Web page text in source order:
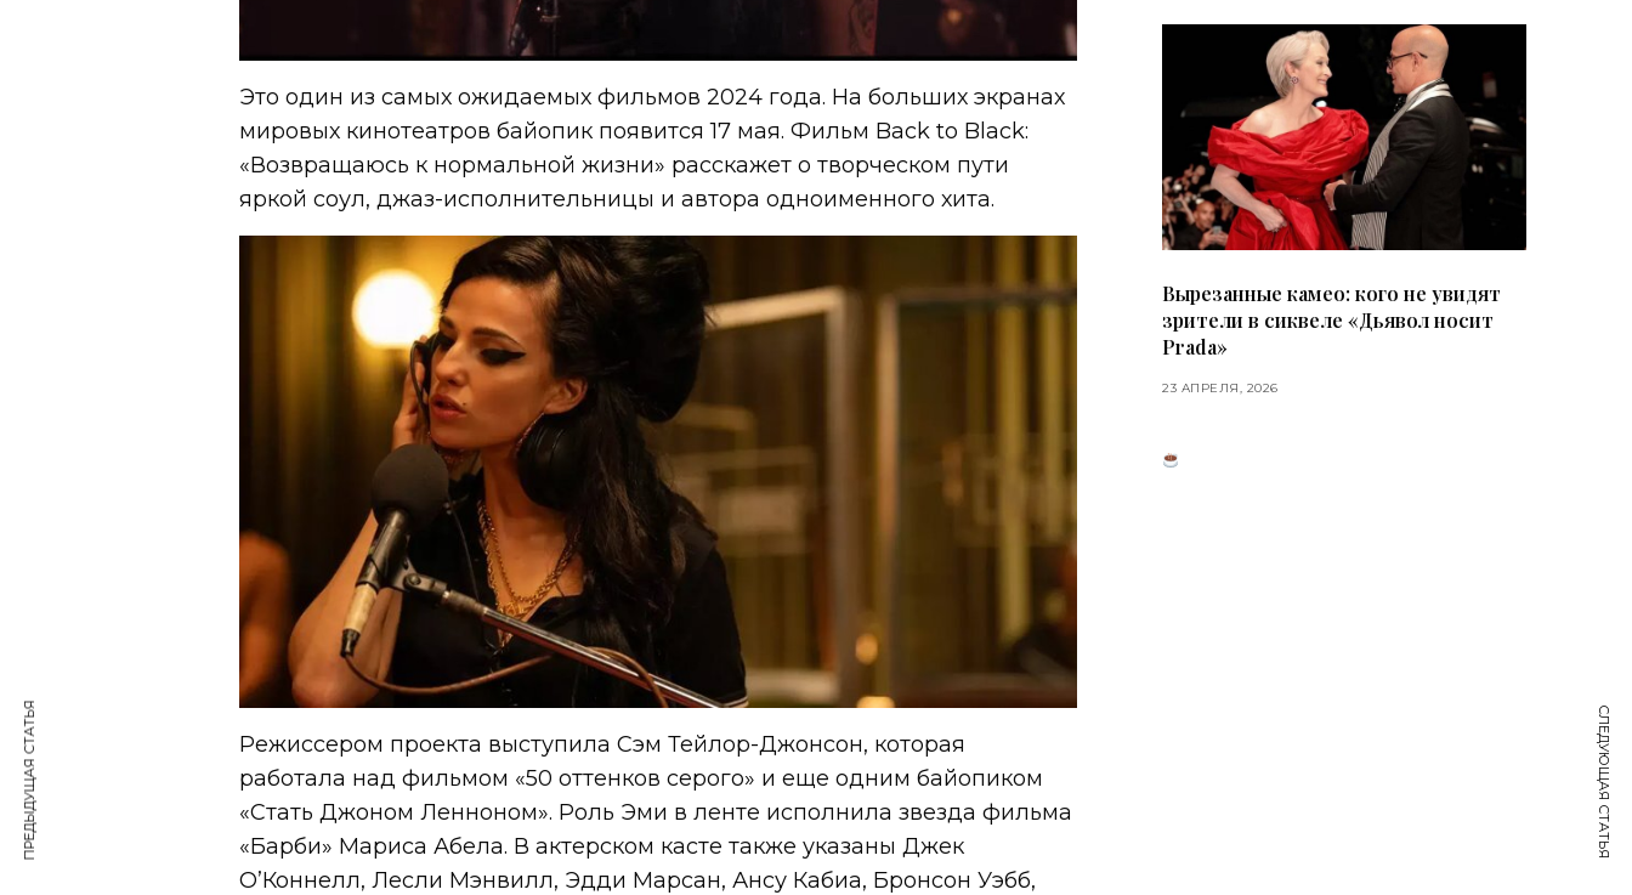
Это один из самых ожидаемых фильмов 2024 года. На больших экранах
мировых кинотеатров байопик появится 17 мая. Фильм Back to Black:
«Возвращаюсь к нормальной жизни» расскажет о творческом пути
яркой соул, джаз-исполнительницы и автора одноименного хита.
Режиссером проекта выступила Сэм Тейлор-Джонсон, которая
работала над фильмом «50 оттенков серого» и еще одним байопиком
«Стать Джоном Ленноном». Роль Эми в ленте исполнила звезда фильма
«Барби» Мариса Абела. В актерском касте также указаны Джек
О’Коннелл, Лесли Мэнвилл, Эдди Марсан, Ансу Кабиа, Бронсон Уэбб,
Вырезанные камео: кого не увидят
зрители в сиквеле «Дьявол носит
Prada»
23 АПРЕЛЯ, 2026
ПРЕДЫДУЩАЯ СТАТЬЯ СЛЕДУЮЩАЯ СТАТЬЯ